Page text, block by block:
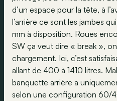
d’un espace pour la tête, à
l’arrière ce sont les jambes
mm à disposition. Roues
SW ça veut dire « break »,
chargement. Ici, c’est
allant de 400 à 1410 litres.
banquette arrière a
selon une configuration 60/